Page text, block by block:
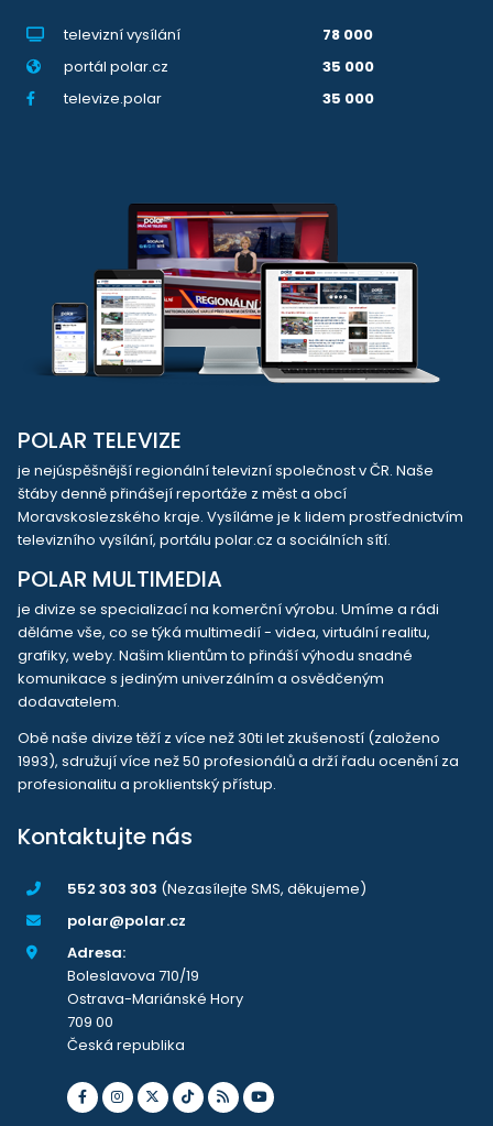
televizní vysílání
78 000
portál polar.cz
35 000
televize.polar
35 000
POLAR TELEVIZE
je nejúspěšnější regionální televizní společnost v ČR. Naše
štáby denně přinášejí reportáže z měst a obcí
Moravskoslezského kraje. Vysíláme je k lidem prostřednictvím
televizního vysílání, portálu polar.cz a sociálních sítí.
POLAR MULTIMEDIA
je divize se specializací na komerční výrobu. Umíme a rádi
děláme vše, co se týká multimedií - videa, virtuální realitu,
grafiky, weby. Našim klientům to přináší výhodu snadné
komunikace s jediným univerzálním a osvědčeným
dodavatelem.
Obě naše divize těží z více než 30ti let zkušeností (založeno
1993), sdružují více než 50 profesionálů a drží řadu ocenění za
profesionalitu a proklientský přístup.
Kontaktujte nás
552 303 303 (Nezasílejte SMS, děkujeme)
polar@polar.cz
Adresa:
Boleslavova 710/19
Ostrava-Mariánské Hory
709 00
Česká republika